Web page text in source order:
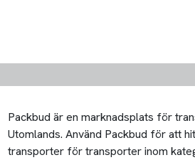
Packbud är en marknadsplats för
Utomlands. Använd Packbud för att
transporter för transporter inom